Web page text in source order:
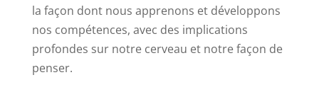
la façon dont nous apprenons et développons
nos compétences, avec des implications
profondes sur notre cerveau et notre façon de
penser.